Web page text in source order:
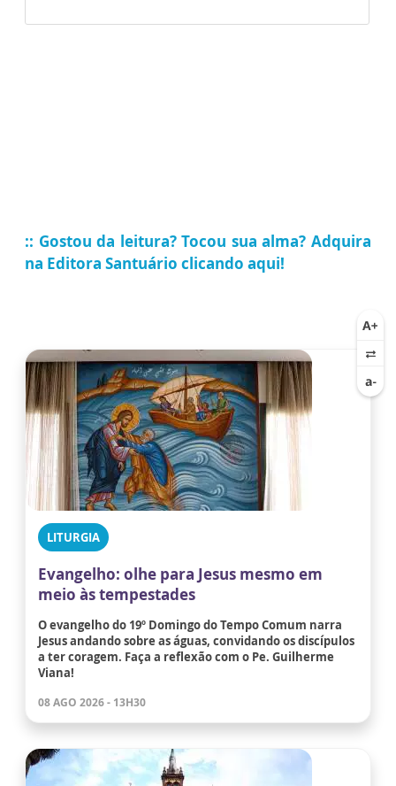
:: Gostou da leitura? Tocou sua alma? Adquira
na Editora Santuário clicando aqui!
LITURGIA
Evangelho: olhe para Jesus mesmo em
meio às tempestades
O evangelho do 19º Domingo do Tempo Comum narra
Jesus andando sobre as águas, convidando os discípulos
a ter coragem. Faça a reflexão com o Pe. Guilherme
Viana!
08 AGO 2026 - 13H30